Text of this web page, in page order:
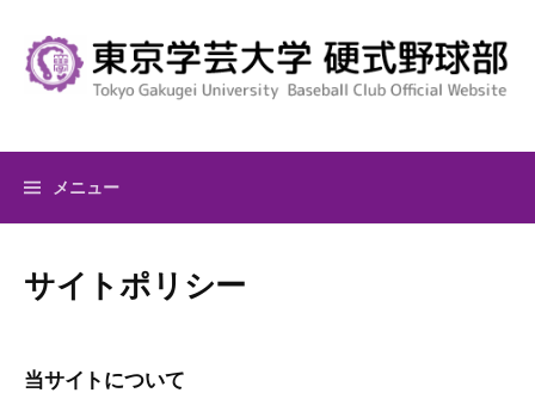
キ
メニュー
サイトポリシー
当サイトについて